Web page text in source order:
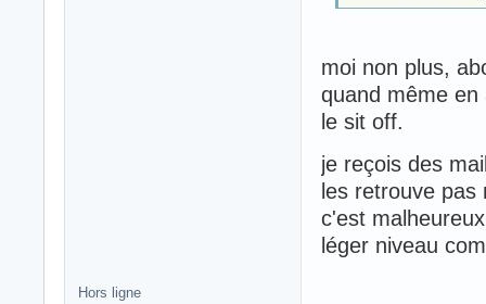
moi non plus,
quand même
le sit off.
je reçois des
les retrouve
c'est
léger niveau
Hors ligne